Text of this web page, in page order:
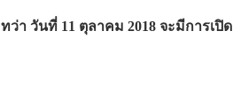
ทว่า วันที่ 11 ตุลาคม 2018 จะมีการเ